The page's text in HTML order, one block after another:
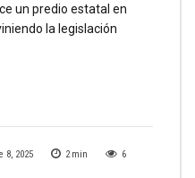
8, 2025 2 min 6
un predio estatal en
la legislación